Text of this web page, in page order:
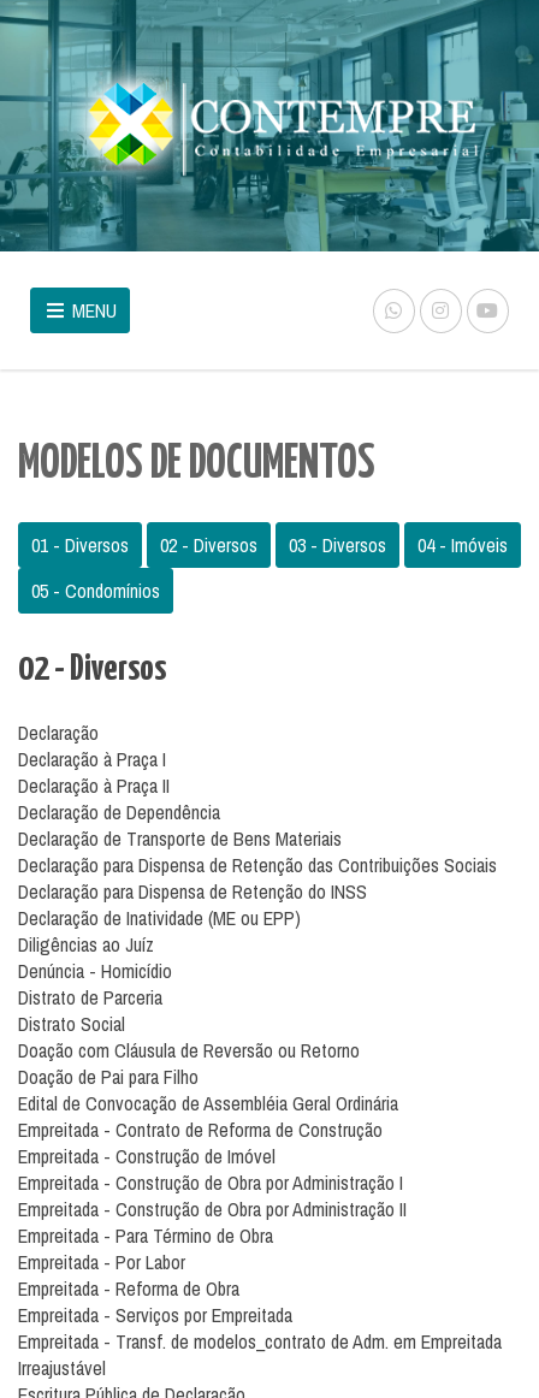
MENU
MODELOS DE DOCUMENTOS
01 - Diversos 02 - Diversos 03 - Diversos
04 - Imóveis
05 - Condomínios
02 - Diversos
Declaração
Declaração à Praça I
Declaração à Praça II
Declaração de Dependência
Declaração de Transporte de Bens Materiais
Declaração para Dispensa de Retenção das Contribuições Sociais
Declaração para Dispensa de Retenção do INSS
Declaração de Inatividade (ME ou EPP)
Diligências ao Juíz
Denúncia - Homicídio
Distrato de Parceria
Distrato Social
Doação com Cláusula de Reversão ou Retorno
Doação de Pai para Filho
Edital de Convocação de Assembléia Geral Ordinária
Empreitada - Contrato de Reforma de Construção
Empreitada - Construção de Imóvel
Empreitada - Construção de Obra por Administração I
Empreitada - Construção de Obra por Administração II
Empreitada - Para Término de Obra
Empreitada - Por Labor
Empreitada - Reforma de Obra
Empreitada - Serviços por Empreitada
Empreitada - Transf. de modelos_contrato de Adm. em Empreitada
Irreajustável